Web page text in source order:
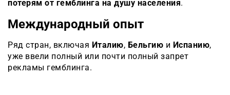
потерям от гемблинга на душу населения.
Международный опыт
Ряд стран, включая Италию, Бельгию и Испанию,
уже ввели полный или почти полный запрет
рекламы гемблинга.